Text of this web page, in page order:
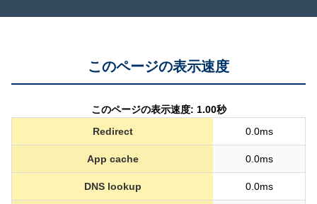
このページの表示速度
このページの表示速度: 1.00秒
Redirect
0.0ms
App cache 0.0ms
DNS lookup 0.0ms